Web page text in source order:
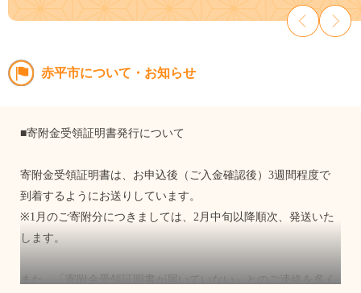
赤平市について・お知らせ
■寄附金受領証明書発行について
寄附金受領証明書は、お申込後（ご入金確認後）3週間程度で
到着するようにお送りしています。
※1月のご寄附分につきましては、2月中旬以降順次、発送いた
します。
また、「寄附金受領証明書が届いていない」とのご連絡を多く